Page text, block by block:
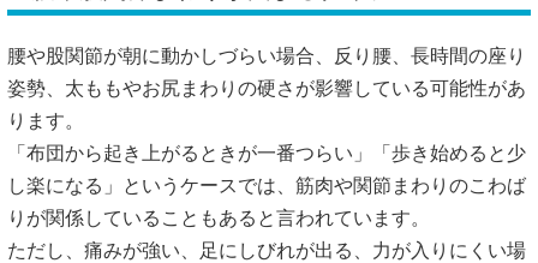
腰や股関節が朝に動かしづらい場合、反り腰、長時間の座り
姿勢、太ももやお尻まわりの硬さが影響している可能性があ
ります。
「布団から起き上がるときが一番つらい」「歩き始めると少
し楽になる」というケースでは、筋肉や関節まわりのこわば
りが関係していることもあると言われています。
ただし、痛みが強い、足にしびれが出る、力が入りにくい場